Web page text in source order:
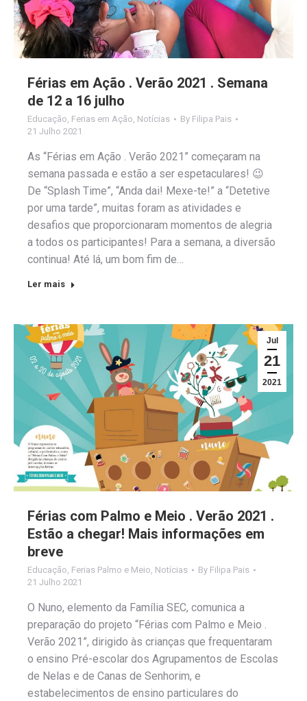
Férias em Ação . Verão 2021 . Semana
de 12 a 16 julho
Educação Ferias em Ação Notícias By Filipa Pais
21 Julho 2021
As “Férias em Ação . Verão 2021” começaram na
semana passada e estão a ser espetaculares! 😉
De “Splash Time”, “Anda dai! Mexe-te!” a “Detetive
por uma tarde”, muitas foram as atividades e
desafios que proporcionaram momentos de alegria
a todos os participantes! Para a semana, a diversão
continua! Até lá, um bom fim de…
Ler mais
Jul
21
2021
Férias com Palmo e Meio . Verão 2021 .
Estão a chegar! Mais informações em
breve
Educação, Ferias Palmo e Meio, Notícias By Filipa Pais
21 Julho 2021
O Nuno, elemento da Família SEC, comunica a
preparação do projeto “Férias com Palmo e Meio .
Verão 2021”, dirigido às crianças que frequentaram
o ensino Pré-escolar dos Agrupamentos de Escolas
de Nelas e de Canas de Senhorim, e
estabelecimentos de ensino particulares do